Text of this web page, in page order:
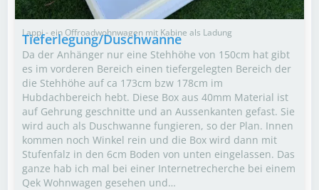
Lappi - ein Offroadwohnwagen mit Kabine als Ladung
Tieferlegung/Duschwanne
Da der Anhänger nur eine Stehhöhe von 150cm hat gibt
es im vorderen Bereich einen tiefergelegten Bereich der
die Stehhöhe auf ca 173cm bzw 178cm im
Hubdachbereich hebt. Diese Box aus 40mm Material ist
auf Gehrung geschnitte und an Aussenkanten gefast. Sie
wird auch als Duschwanne fungieren, so der Plan. Innen
kommen noch Winkel rein und die Box wird dann mit
Stufenfalz in den 6cm Boden von unten eingelassen. Das
ganze hab ich mal bei einer Internetrecherche bei einem
Qek Wohnwagen gesehen und…